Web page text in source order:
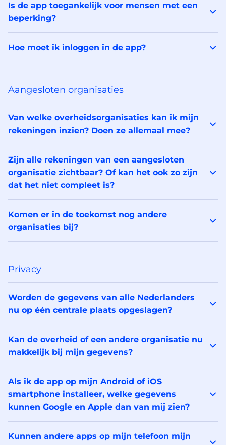
Is de app toegankelijk voor mensen met een
beperking?
Hoe moet ik inloggen in de app?
Aangesloten organisaties
Van welke overheidsorganisaties kan ik mijn
rekeningen inzien? Doen ze allemaal mee?
Zijn alle rekeningen van een aangesloten
organisatie zichtbaar? Of kan het ook zo zijn
dat het niet compleet is?
Komen er in de toekomst nog andere
organisaties bij?
Privacy
Worden de gegevens van alle Nederlanders
nu op één centrale plaats opgeslagen?
Kan de overheid of een andere organisatie nu
makkelijk bij mijn gegevens?
Als ik de app op mijn Android of iOS
smartphone installeer, welke gegevens
kunnen Google en Apple dan van mij zien?
Kunnen andere apps op mijn telefoon mijn